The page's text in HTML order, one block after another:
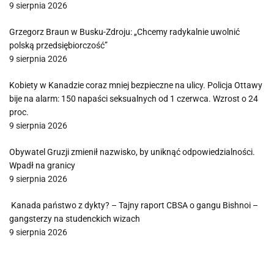
9 sierpnia 2026
Grzegorz Braun w Busku-Zdroju: „Chcemy radykalnie uwolnić
polską przedsiębiorczość”
9 sierpnia 2026
Kobiety w Kanadzie coraz mniej bezpieczne na ulicy. Policja Ottawy
bije na alarm: 150 napaści seksualnych od 1 czerwca. Wzrost o 24
proc.
9 sierpnia 2026
Obywatel Gruzji zmienił nazwisko, by uniknąć odpowiedzialności.
Wpadł na granicy
9 sierpnia 2026
Kanada państwo z dykty? – Tajny raport CBSA o gangu Bishnoi –
gangsterzy na studenckich wizach
9 sierpnia 2026